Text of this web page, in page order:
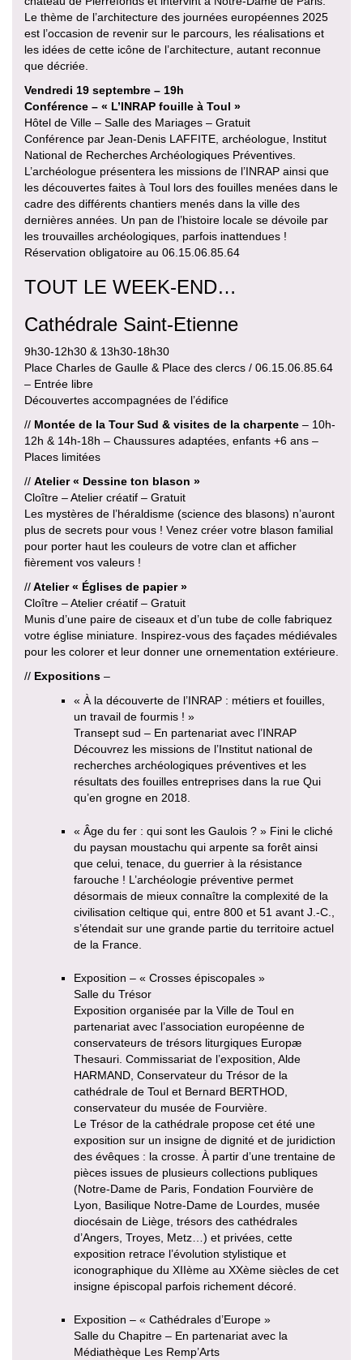
Le thème de l’architecture des journées européennes 2025
est l’occasion de revenir sur le parcours, les réalisations et
les idées de cette icône de l’architecture, autant reconnue
que décriée.
Vendredi 19 septembre – 19h
Conférence – « L’INRAP fouille à Toul »
Hôtel de Ville – Salle des Mariages – Gratuit
Conférence par Jean-Denis LAFFITE, archéologue, Institut
National de Recherches Archéologiques Préventives.
L’archéologue présentera les missions de l’INRAP ainsi que
les découvertes faites à Toul lors des fouilles menées dans le
cadre des différents chantiers menés dans la ville des
dernières années. Un pan de l’histoire locale se dévoile par
les trouvailles archéologiques, parfois inattendues !
Réservation obligatoire au 06.15.06.85.64
TOUT LE WEEK-END…
Cathédrale Saint-Etienne
9h30-12h30 & 13h30-18h30
Place Charles de Gaulle & Place des clercs / 06.15.06.85.64
– Entrée libre
Découvertes accompagnées de l’édifice
// Montée de la Tour Sud & visites de la charpente – 10h-
12h & 14h-18h – Chaussures adaptées, enfants +6 ans –
Places limitées
// Atelier « Dessine ton blason »
Cloître – Atelier créatif – Gratuit
Les mystères de l’héraldisme (science des blasons) n’auront
plus de secrets pour vous ! Venez créer votre blason familial
pour porter haut les couleurs de votre clan et afficher
fièrement vos valeurs !
//Atelier « Églises de papier »
Cloître – Atelier créatif – Gratuit
Munis d’une paire de ciseaux et d’un tube de colle fabriquez
votre église miniature. Inspirez-vous des façades médiévales
pour les colorer et leur donner une ornementation extérieure.
// Expositions –
« À la découverte de l’INRAP : métiers et fouilles,
un travail de fourmis ! »
Transept sud – En partenariat avec l’INRAP
Découvrez les missions de l’Institut national de
recherches archéologiques préventives et les
résultats des fouilles entreprises dans la rue Qui
qu’en grogne en 2018.
« Âge du fer : qui sont les Gaulois ? » Fini le cliché
du paysan moustachu qui arpente sa forêt ainsi
que celui, tenace, du guerrier à la résistance
farouche ! L’archéologie préventive permet
désormais de mieux connaître la complexité de la
civilisation celtique qui, entre 800 et 51 avant J.-C.,
s’étendait sur une grande partie du territoire actuel
de la France.
Exposition – « Crosses épiscopales »
Salle du Trésor
Exposition organisée par la Ville de Toul en
partenariat avec l’association européenne de
conservateurs de trésors liturgiques Europæ
Thesauri. Commissariat de l’exposition, Alde
HARMAND, Conservateur du Trésor de la
cathédrale de Toul et Bernard BERTHOD,
conservateur du musée de Fourvière.
Le Trésor de la cathédrale propose cet été une
exposition sur un insigne de dignité et de juridiction
des évêques : la crosse. À partir d’une trentaine de
pièces issues de plusieurs collections publiques
(Notre-Dame de Paris, Fondation Fourvière de
Lyon, Basilique Notre-Dame de Lourdes, musée
diocésain de Liège, trésors des cathédrales
d’Angers, Troyes, Metz…) et privées, cette
exposition retrace l’évolution stylistique et
iconographique du XIIème au XXème siècles de cet
insigne épiscopal parfois richement décoré.
Exposition – « Cathédrales d’Europe »
Salle du Chapitre – En partenariat avec la
Médiathèque Les Remp’Arts